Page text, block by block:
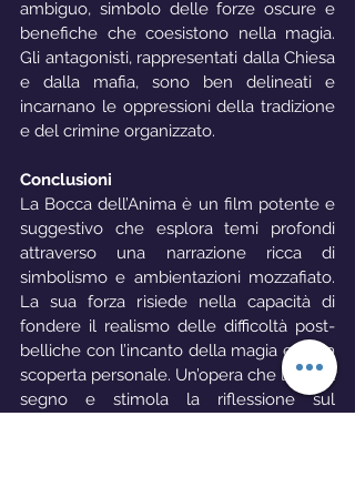
ambiguo, simbolo delle forze oscure e
benefiche che coesistono nella magia.
Gli antagonisti, rappresentati dalla Chiesa
e dalla mafia, sono ben delineati e
incarnano le oppressioni della tradizione
e del crimine organizzato.
Conclusioni
La Bocca dell’Anima è un film potente e
suggestivo che esplora temi profondi
attraverso una narrazione ricca di
simbolismo e ambientazioni mozzafiato.
La sua forza risiede nella capacità di
fondere il realismo delle difficoltà post-
belliche con l’incanto della magia e della
scoperta personale. Un’opera che lascia il
segno e stimola la riflessione sul